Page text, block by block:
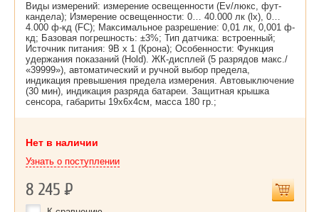
Виды измерений: измерение освещенности (Ev/люкс, фут-
кандела); Измерение освещенности: 0… 40.000 лк (lx), 0…
4.000 ф-кд (FC); Максимальное разрешение: 0,01 лк, 0,001 ф-
кд; Базовая погрешность: ±3%; Тип датчика: встроенный;
Источник питания: 9В х 1 (Крона); Особенности: Функция
удержания показаний (Hold). ЖК-дисплей (5 разрядов макс./
«39999»), автоматический и ручной выбор предела,
индикация превышения предела измерения. Автовыключение
(30 мин), индикация разряда батареи. Защитная крышка
сенсора, габариты 19х6х4cм, масса 180 гр.;
Нет в наличии
Узнать о поступлении
8 245Р